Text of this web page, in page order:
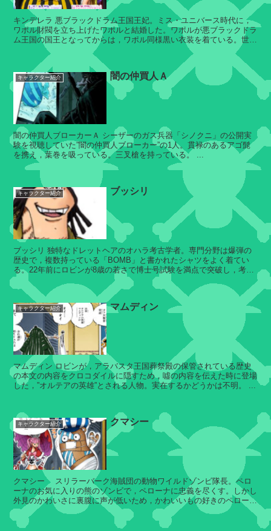
ケ
イ
シ
ル
バ
ー
ズ
イ
リ
ー
ス
セ
バ
イ
パ
シ
ア
ラ
シ
ャ
ボ
ン
デ
ィ
諸
島
シ
ャ
ク
ヤ
ク
キンデレラ 悪ブラックドラム王国王妃。ミス・ユニバース時代に，
ワポル財閥を立ち上げたワポルと結婚した。ワポルが悪ブラックドラ
ム王国の国王となってからは，ワポル同様黒い衣装を着ている。世界
会議レヴェリー出席のた...
キャラクター紹介 闇の仲買人Ａ
闇の仲買人ブローカーＡ シーザーのガス兵器「シノクニ」の公開実
験を視聴していた”闇の仲買人ブローカー”の1人。貫禄のあるアゴ髭
を携え，葉巻を吸っている。三叉槍を持っている。 ...
キャラクター紹介 ブッシリ
ブッシリ 独特なドレットヘアのオハラ考古学者。専門分野は爆弾の
歴史で，複数持っている「BOMB」と書かれたシャツをよく着てい
る。22年前にロビンが8歳の若さで博士号試験を満点で突破し，考古
学者となったときには，クロー...
キャラクター紹介 マムディン
マムディン ロビンが，アラバスタ王国葬祭殿の保管されている歴史
の本文の内容をクロコダイルに隠すため，噓の内容を伝えた時に登場
キャラクター紹介 クマシー
クマシー スリラーバーク海賊団の動物ワイルドゾンビ隊長。ペロ
ーナのお気に入りの熊のゾンビで，ペローナに忠義を尽くす。しかし
外見のかわいさに裏腹に声が低いため，かわいいもの好きのペローナ
にはいつも「しゃべるな」と怒ら...